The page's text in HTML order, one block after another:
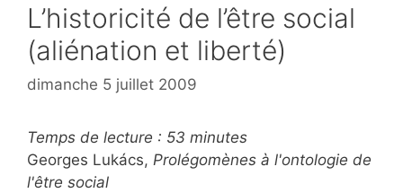
L’historicité de l’être social
(aliénation et liberté)
dimanche 5 juillet 2009
Temps de lecture : 53 minutes
Georges Lukács, Prolégomènes à l'ontologie de
l'être social